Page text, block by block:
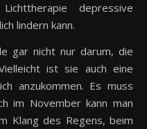
depressive
lindern kann.
gar nicht nur darum, die
ist sie auch eine
anzukommen. Es muss
im November kann man
Klang des Regens, beim